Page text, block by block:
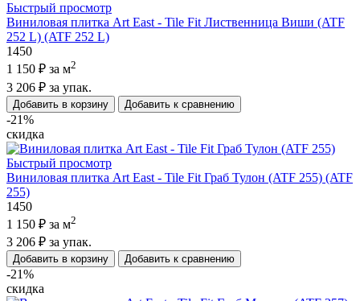
Быстрый просмотр
Виниловая плитка Art East - Tile Fit Лиственница Виши (ATF
252 L) (ATF 252 L)
1450
1 150 ₽ за м2
3 206 ₽ за упак.
Добавить в корзину Добавить к сравнению
-21%
скидка
Быстрый просмотр
Виниловая плитка Art East - Tile Fit Граб Тулон (ATF 255) (ATF
255)
1450
1 150 ₽ за м2
3 206 ₽ за упак.
Добавить в корзину Добавить к сравнению
-21%
скидка